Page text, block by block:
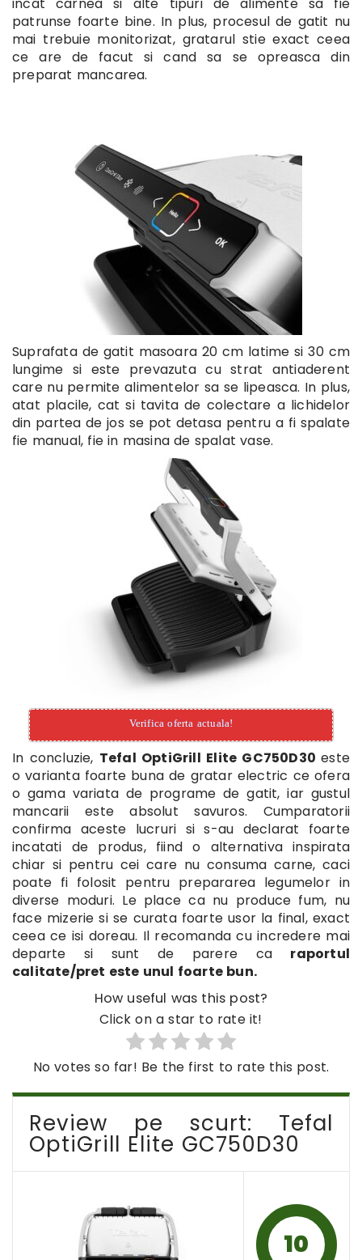
patrunse foarte bine. In plus, procesul de gatit nu
mai trebuie monitorizat, gratarul stie exact ceea
ce are de facut si cand sa se opreasca din
preparat mancarea.
Suprafata de gatit masoara 20 cm latime si 30 cm
lungime si este prevazuta cu strat antiaderent
care nu permite alimentelor sa se lipeasca. In plus,
atat placile, cat si tavita de colectare a lichidelor
din partea de jos se pot detasa pentru a fi spalate
fie manual, fie in masina de spalat vase.
Verifica oferta actuala!
In concluzie, Tefal OptiGrill Elite GC750D30este
o varianta foarte buna de gratar electric ce ofera
o gama variata de programe de gatit, iar gustul
mancarii este absolut savuros. Cumparatorii
confirma aceste lucruri si s-au declarat foarte
incatati de produs, fiind o alternativa inspirata
chiar si pentru cei care nu consuma carne, caci
poate fi folosit pentru prepararea legumelor in
diverse moduri. Le place ca nu produce fum, nu
face mizerie si se curata foarte usor la final, exact
ceea ce isi doreau. Il recomanda cu incredere mai
departe si sunt de parere ca raportul
calitate/pret este unul foarte bun.
How useful was this post?
Click on a star to rate it!
No votes so far! Be the first to rate this post.
Review pe scurt: Tefal
OptiGrill Elite GC750D30
10